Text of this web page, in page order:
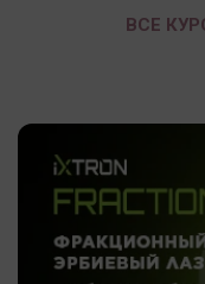
ВСЕ